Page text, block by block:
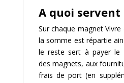
A quoi servent
Sur chaque magnet
la somme est répartie
le reste sert à payer le
des magnets, aux
frais de port (en